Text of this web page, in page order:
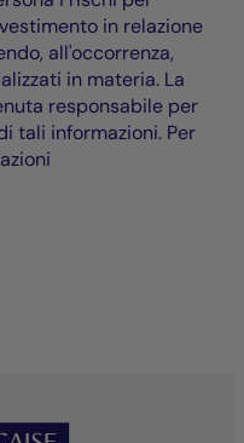
in relazione
all'occorrenza,
in materia. La
responsabile per
tali informazioni. Per